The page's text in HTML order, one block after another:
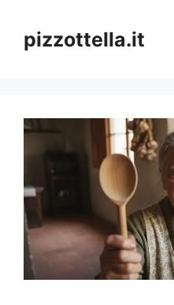
contenuto
pizzottella.it